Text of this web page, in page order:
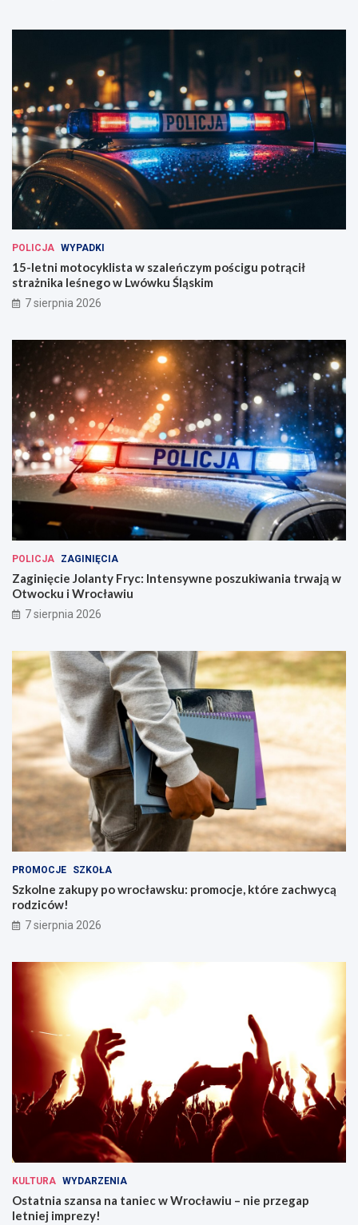
POLICJA WYPADKI
15-letni motocyklista w szaleńczym pościgu potrącił
strażnika leśnego w Lwówku Śląskim
7 sierpnia 2026
POLICJA ZAGINIĘCIA
Zaginięcie Jolanty Fryc: Intensywne poszukiwania trwają w
Otwocku i Wrocławiu
7 sierpnia 2026
PROMOCJE SZKOŁA
Szkolne zakupy po wrocławsku: promocje, które zachwycą
rodziców!
7 sierpnia 2026
KULTURA WYDARZENIA
Ostatnia szansa na taniec w Wrocławiu – nie przegap
letniej imprezy!